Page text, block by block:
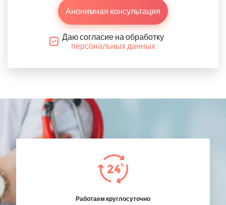
Анонимная консультация
Даю согласие на обработку
персональных данных
Работаем круглосуточно